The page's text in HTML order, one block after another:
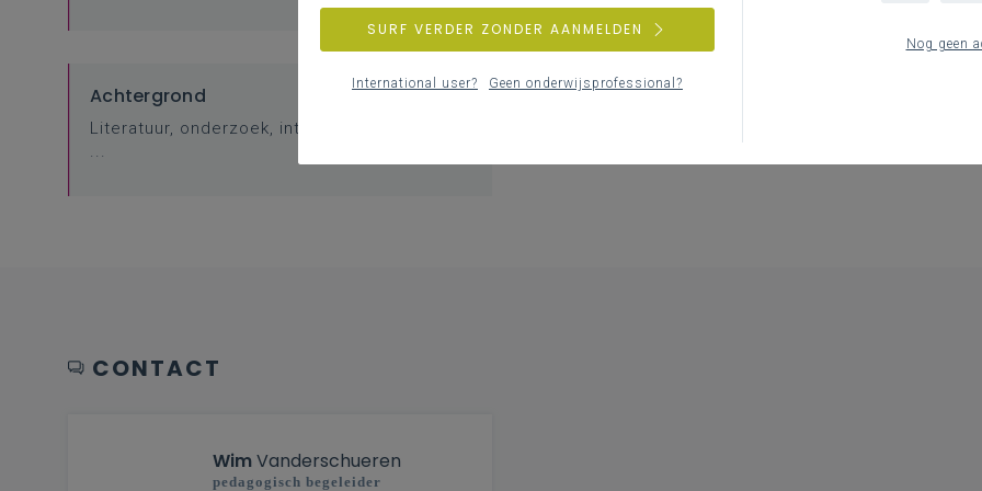
Achtergrond
Literatuur, onderzoek, interessante websites
CONTACT
WimVanderschueren
pedagogisch begeleider
Nog geen
SURF VERDER ZONDER AANMELDEN
International user? Geen onderwijsprofessional?